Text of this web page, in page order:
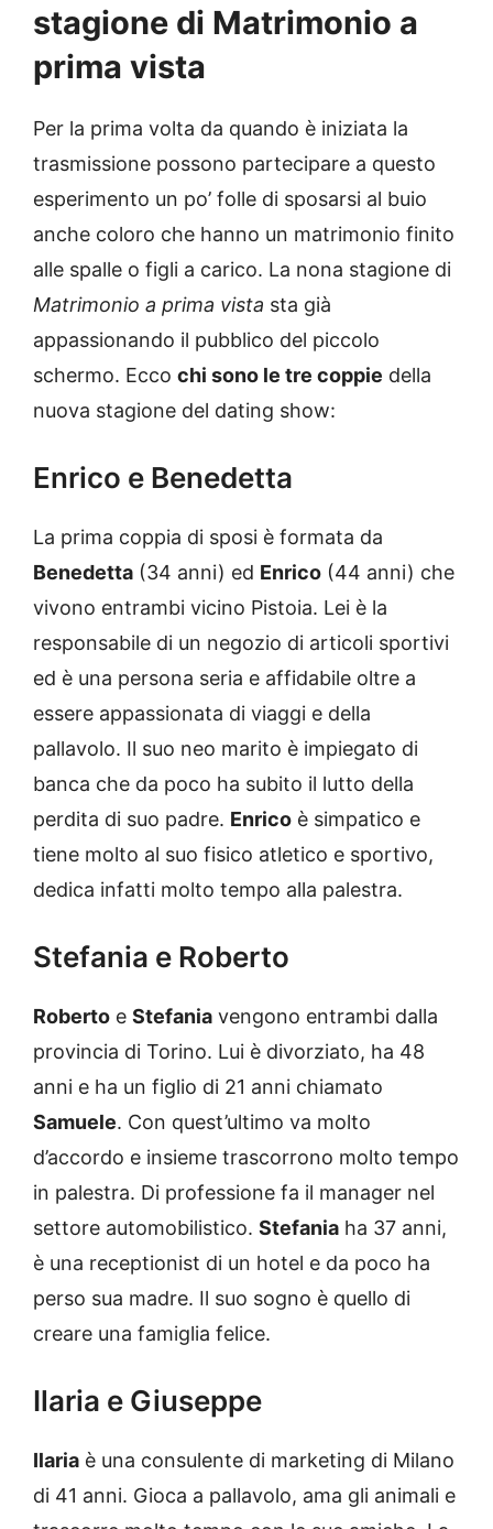
stagione di Matrimonio a
prima vista
Per la prima volta da quando è iniziata la
trasmissione possono partecipare a questo
esperimento un po’ folle di sposarsi al buio
anche coloro che hanno un matrimonio finito
alle spalle o figli a carico. La nona stagione di
Matrimonio a prima vista sta già
appassionando il pubblico del piccolo
schermo. Ecco chi sono le tre coppie della
nuova stagione del dating show:
Enrico e Benedetta
La prima coppia di sposi è formata da
Benedetta (34 anni) ed Enrico (44 anni) che
vivono entrambi vicino Pistoia. Lei è la
responsabile di un negozio di articoli sportivi
ed è una persona seria e affidabile oltre a
essere appassionata di viaggi e della
pallavolo. Il suo neo marito è impiegato di
banca che da poco ha subito il lutto della
perdita di suo padre. Enrico è simpatico e
tiene molto al suo fisico atletico e sportivo,
dedica infatti molto tempo alla palestra.
Stefania e Roberto
Roberto e Stefania vengono entrambi dalla
provincia di Torino. Lui è divorziato, ha 48
anni e ha un figlio di 21 anni chiamato
Samuele. Con quest’ultimo va molto
d’accordo e insieme trascorrono molto tempo
in palestra. Di professione fa il manager nel
settore automobilistico. Stefania ha 37 anni,
è una receptionist di un hotel e da poco ha
perso sua madre. Il suo sogno è quello di
creare una famiglia felice.
Ilaria e Giuseppe
Ilaria è una consulente di marketing di Milano
di 41 anni. Gioca a pallavolo, ama gli animali e